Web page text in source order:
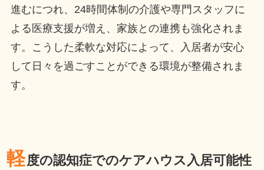
進むにつれ、24時間体制の介護や専門スタッフに
よる医療支援が増え、家族との連携も強化されま
す。こうした柔軟な対応によって、入居者が安心
して日々を過ごすことができる環境が整備されま
す。
軽度の認知症でのケアハウス入居可能性